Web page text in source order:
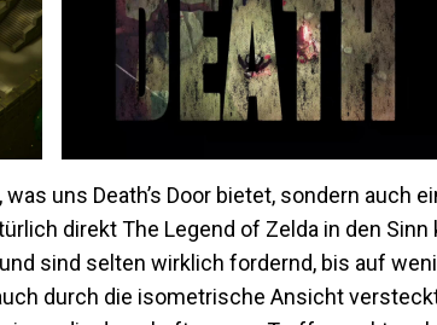
uns Death’s Door bietet, sondern auch
direkt The Legend of Zelda in den
sind selten wirklich fordernd, bis auf
durch die isometrische Ansicht